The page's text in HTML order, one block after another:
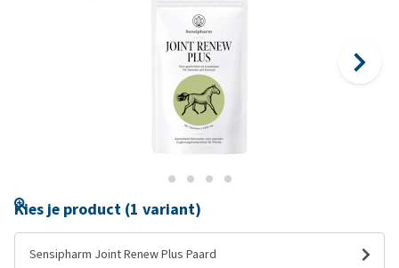
Kies je product (1 variant)
Sensipharm Joint Renew Plus Paard